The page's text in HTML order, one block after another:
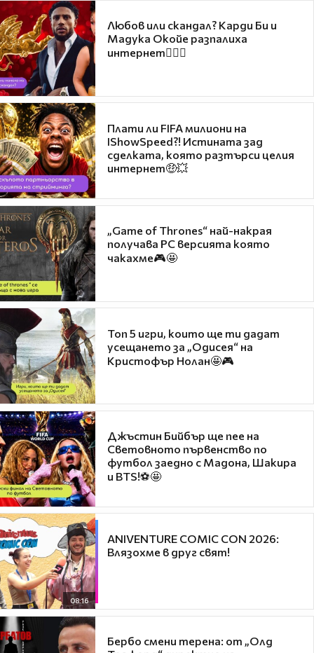
Любов или скандал? Карди Би и
Мадука Окойе разпалиха
интернет❤️‍🔥🔥
Плати ли FIFA милиони на
IShowSpeed?! Истината зад
сделката, която разтърси целия
интернет🤑💥
„Game of Thrones“ най-накрая
получава PC версията която
чакахме🎮🤩
Топ 5 игри, които ще ти дадат
усещането за „Одисея“ на
Кристофър Нолан🤩🎮
Джъстин Бийбър ще пее на
Световното първенство по
футбол заедно с Мадона, Шакира
и BTS!⚽🤩
08:16
ANIVENTURE COMIC CON 2026:
Влязохме в друг свят!
Бербо смени терена: от „Олд